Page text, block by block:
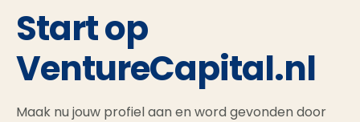
Start op
VentureCapital.nl
Maak nu jouw profiel aan en word gevonden door